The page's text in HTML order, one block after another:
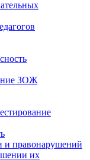
ЗОЖ
и правонарушений
их